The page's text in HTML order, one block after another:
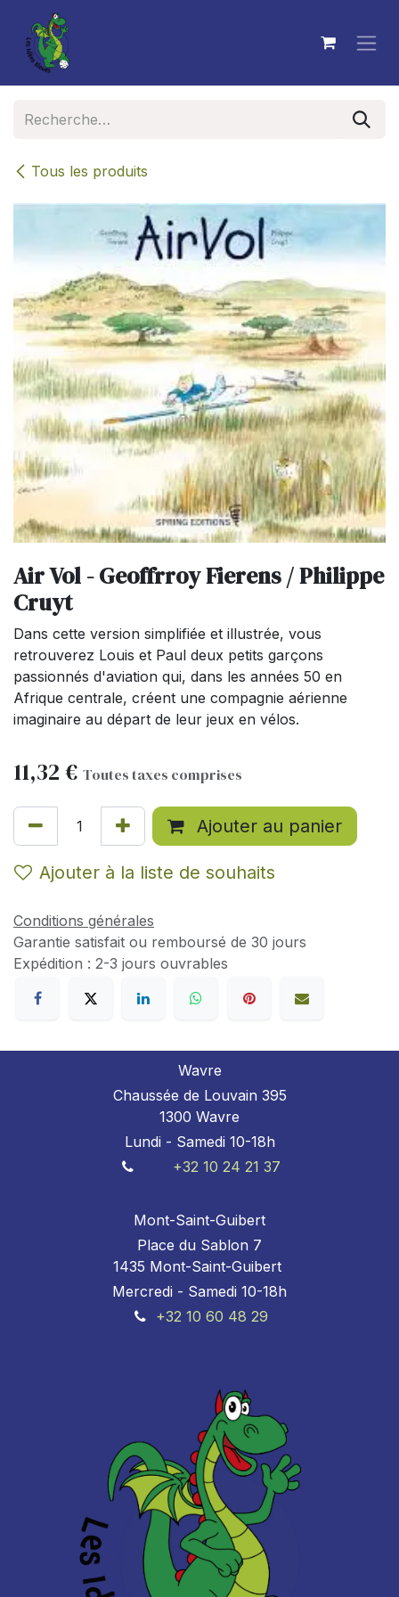
Se rendre au contenu
Tous les produits
Air Vol - Geoffrroy Fierens / Philippe
Cruyt
Dans cette version simplifiée et illustrée, vous
retrouverez Louis et Paul deux petits garçons
passionnés d'aviation qui, dans les années 50 en
Afrique centrale, créent une compagnie aérienne
imaginaire au départ de leur jeux en vélos.
11,32 € Toutes taxes comprises
Ajouter au panier
Ajouter à la liste de souhaits
Conditions générales
Garantie satisfait ou remboursé de 30 jours
Expédition : 2-3 jours ouvrables
Wavre
Chaussée de Louvain 395
1300 Wavre
Lundi - Samedi 10-18h
+32 10 24 21 37
Mont-Saint-Guibert
Place du Sablon 7
1435 Mont-Saint-Guibert
Mercredi - Samedi 10-18h
+32 10 60 48 29